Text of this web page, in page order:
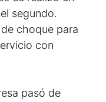
segundo.
choque para
con
pasó de